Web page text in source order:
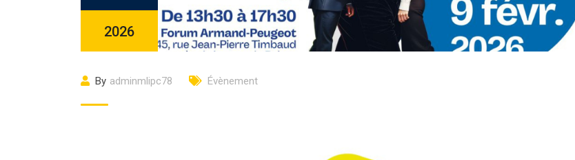
2026
By adminmlipc78 Évènement